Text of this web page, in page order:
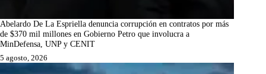
Abelardo De La Espriella denuncia corrupción en contratos por más
de $370 mil millones en Gobierno Petro que involucra a
MinDefensa, UNP y CENIT
5 agosto, 2026